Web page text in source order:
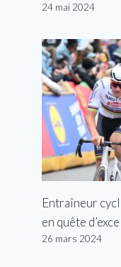
24 mai 2024
Entraîneur
en quête
26 mars 2024